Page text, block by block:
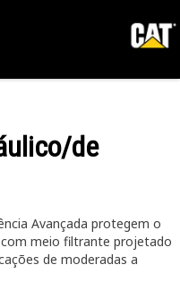
de
Avançada protegem o
meio filtrante projetado
de moderadas a